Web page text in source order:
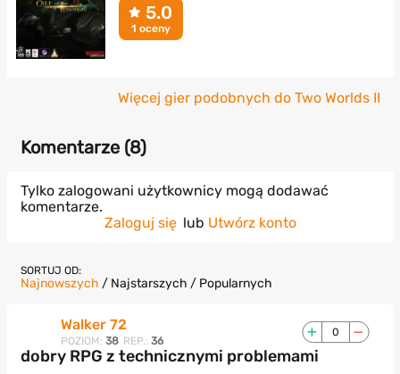
5.0
1 oceny
Więcej gier podobnych do Two Worlds II
Komentarze (8)
Tylko zalogowani użytkownicy mogą dodawać
komentarze.
Zaloguj się lub Utwórz konto
SORTUJ OD:
Najnowszych / Najstarszych / Popularnych
Walker 72
POZIOM: 38 REP.: 36
0
dobry RPG z technicznymi problemami